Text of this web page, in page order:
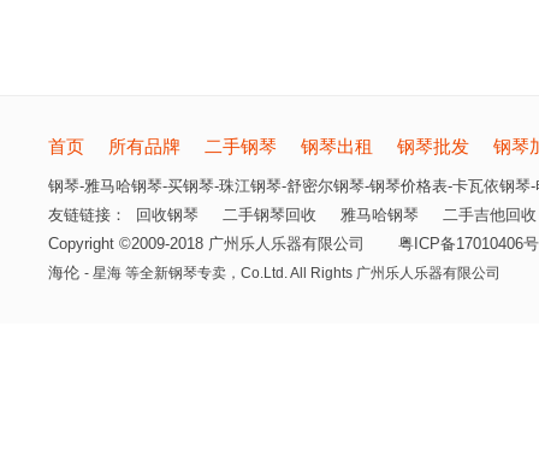
首页 所有品牌 二手钢琴 钢琴出租 钢琴批发 钢琴
钢琴-雅马哈钢琴-买钢琴-珠江钢琴-舒密尔钢琴-钢琴价格表-卡瓦依钢琴
友链链接：
回收钢琴 二手钢琴回收 雅马哈钢琴
二手吉他回收
Copyright ©2009-2018 广州乐人乐器有限公司
粤ICP备17010406
海伦 - 星海 等全新钢琴专卖， Co.Ltd. All Rights 广州乐人乐器有限公司